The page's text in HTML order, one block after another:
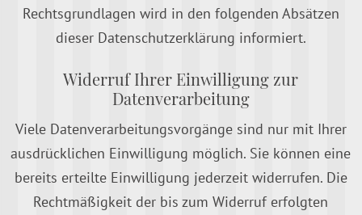
Rechtsgrundlagen wird in den folgenden Absätzen
dieser Datenschutzerklärung informiert.
Widerruf Ihrer Einwilligung zur
Datenverarbeitung
Viele Datenverarbeitungsvorgänge sind nur mit Ihrer
ausdrücklichen Einwilligung möglich. Sie können eine
bereits erteilte Einwilligung jederzeit widerrufen. Die
Rechtmäßigkeit der bis zum Widerruf erfolgten